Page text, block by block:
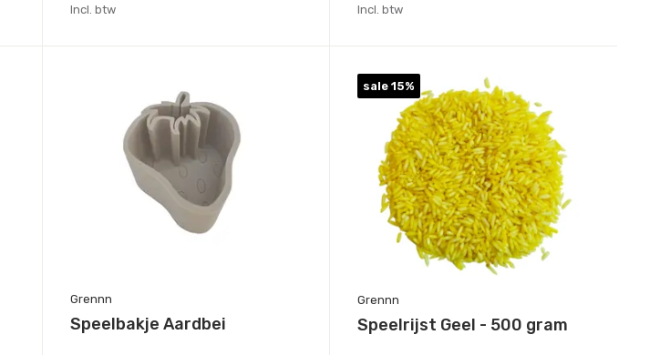
Incl. btw Incl. btw
Grennn
Speelbakje Aardbei
sale 15%
Grennn
Speelrijst Geel - 500 gram